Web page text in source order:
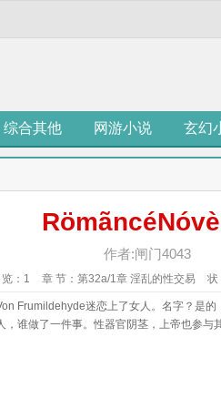
综合其他 网游小说 玄幻
作者:闸门4043
： 1 章 节： 第32a/1章 淫乱的性交易 状
Frumildehyde迷恋上了女人。名字？是
，谁做了一件事。性器官阴茎，上帝也参与